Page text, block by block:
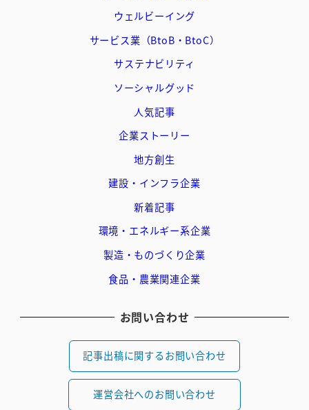
ウェルビーイング
サービス業（BtoB・BtoC）
サステナビリティ
ソーシャルグッド
人気記事
企業ストーリー
地方創生
建設・インフラ企業
新着記事
環境・エネルギー系企業
製造・ものづくり企業
食品・農業関連企業
お問い合わせ
記事出稿に関するお問い合わせ
運営会社へのお問い合わせ